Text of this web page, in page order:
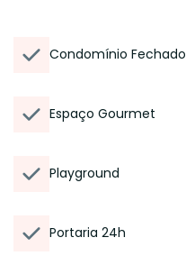
Condomínio Fechado
Espaço Gourmet
Playground
Portaria 24h